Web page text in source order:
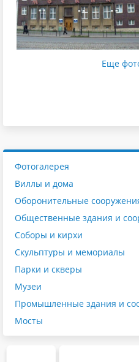
Еще
Фотогалерея
Виллы и дома
Оборонительные
Общественные здания и
Соборы и кирхи
Скульптуры и мемориалы
Парки и скверы
Музеи
Промышленные здания и
Мосты